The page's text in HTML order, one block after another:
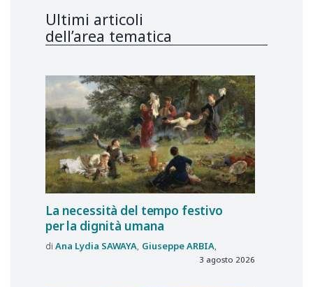
Ultimi articoli
dell’area tematica
La necessità del tempo festivo
per la dignità umana
Ana Lydia SAWAYA GiuseppeARBIA
3 agosto 2026